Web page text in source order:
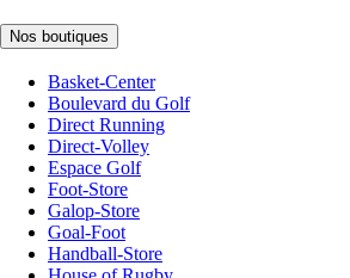
Nos boutiques
Basket-Center
Boulevard du Golf
Direct Running
Direct-Volley
Espace Golf
Foot-Store
Galop-Store
Goal-Foot
Handball-Store